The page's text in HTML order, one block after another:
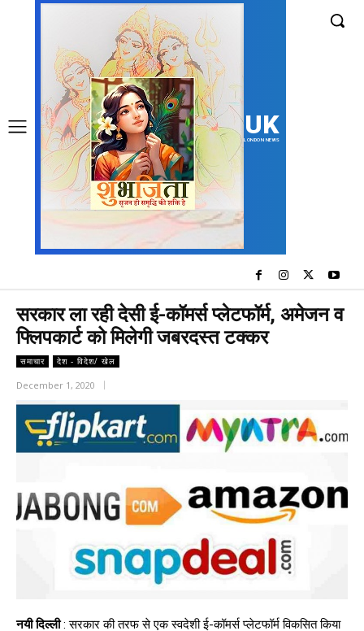
UK
LONDON NEWS
सरकार ला रही देसी ई-कॉमर्स प्लेटफॉर्म, अमेजन व
फ्लिपकार्ट को मिलेगी जबरदस्त टक्कर
समाचार देश - विदेश/ खेल
December 1, 2020
नयी दिल्ली: सरकार की तरफ से एक स्वदेशी ई-कॉमर्स प्लेटफॉर्म विकसित किया